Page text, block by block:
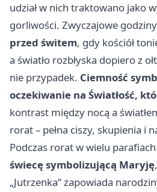
udział w nich traktowano jako
gorliwości. Zwyczajowe
przed świtem, gdy kościół
a światło rozbłyska dopiero z
nie przypadek. Ciemność
oczekiwanie na Światłość,
kontrast między nocą a
rorat – pełna ciszy, skupienia i
Podczas rorat w wielu
świecę symbolizującą Maryję
„Jutrzenka” zapowiada